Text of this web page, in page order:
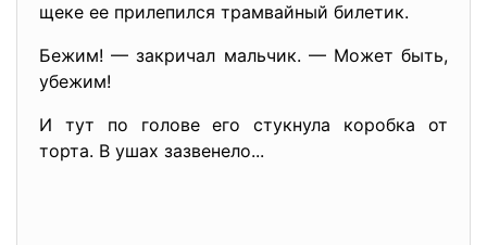
щеке ее прилепился трамвайный билетик.
Бежим! — закричал мальчик. — Может быть,
убежим!
И тут по голове его стукнула коробка от
торта. В ушах зазвенело...